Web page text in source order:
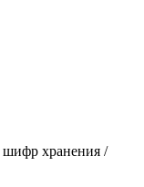
шифр хранения /